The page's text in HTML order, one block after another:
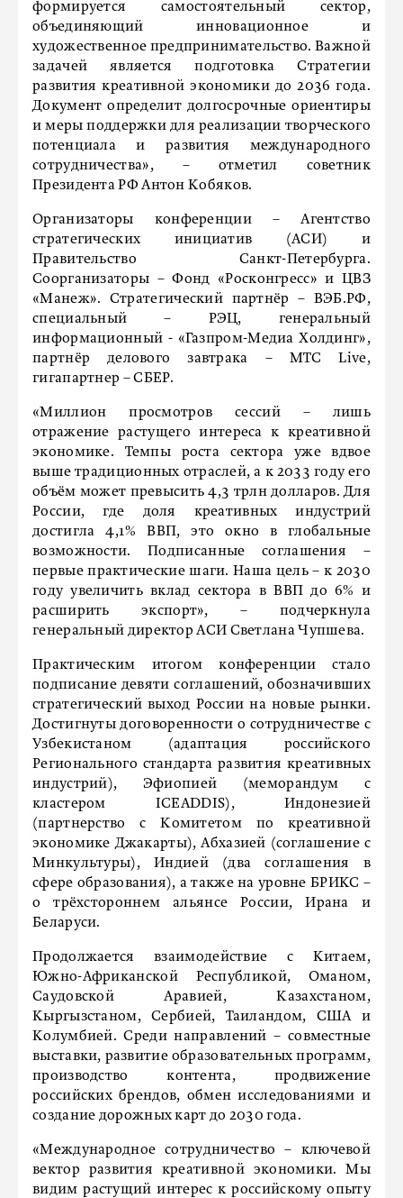
формируется самостоятельный сектор,
объединяющий инновационное и
художественное предпринимательство. Важной
задачей является подготовка Стратегии
развития креативной экономики до 2036 года.
Документ определит долгосрочные ориентиры
и меры поддержки для реализации творческого
потенциала и развития международного
сотрудничества», – отметил советник
Президента РФ Антон Кобяков.
Организаторы конференции – Агентство
стратегических инициатив (АСИ) и
Правительство Санкт-Петербурга.
Соорганизаторы – Фонд «Росконгресс» и ЦВЗ
«Манеж». Стратегический партнёр – ВЭБ.РФ,
специальный – РЭЦ, генеральный
информационный - «Газпром-Медиа Холдинг»,
партнёр делового завтрака – МТС Live,
гигапартнер – СБЕР.
«Миллион просмотров сессий – лишь
отражение растущего интереса к креативной
экономике. Темпы роста сектора уже вдвое
выше традиционных отраслей, а к 2033 году его
объём может превысить 4,3 трлн долларов. Для
России, где доля креативных индустрий
достигла 4,1% ВВП, это окно в глобальные
возможности. Подписанные соглашения –
первые практические шаги. Наша цель – к 2030
году увеличить вклад сектора в ВВП до 6% и
расширить экспорт», – подчеркнула
генеральный директор АСИ Светлана Чупшева.
Практическим итогом конференции стало
подписание девяти соглашений, обозначивших
стратегический выход России на новые рынки.
Достигнуты договоренности о сотрудничестве с
Узбекистаном (адаптация российского
Регионального стандарта развития креативных
индустрий), Эфиопией (меморандум с
кластером ICEADDIS), Индонезией
(партнерство с Комитетом по креативной
экономике Джакарты), Абхазией (соглашение с
Минкультуры), Индией (два соглашения в
сфере образования), а также на уровне БРИКС –
о трёхстороннем альянсе России, Ирана и
Беларуси.
Продолжается взаимодействие с Китаем,
Южно-Африканской Республикой, Оманом,
Саудовской Аравией, Казахстаном,
Кыргызстаном, Сербией, Таиландом, США и
Колумбией. Среди направлений – совместные
выставки, развитие образовательных программ,
производство контента, продвижение
российских брендов, обмен исследованиями и
создание дорожных карт до 2030 года.
«Международное сотрудничество – ключевой
вектор развития креативной экономики. Мы
видим растущий интерес к российскому опыту